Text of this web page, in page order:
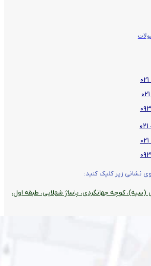
نشانی زیر کلیک کنید:
(سپه)، کوچه جهانگردی،‌ پاساژ شهلایی، طبقه اول،